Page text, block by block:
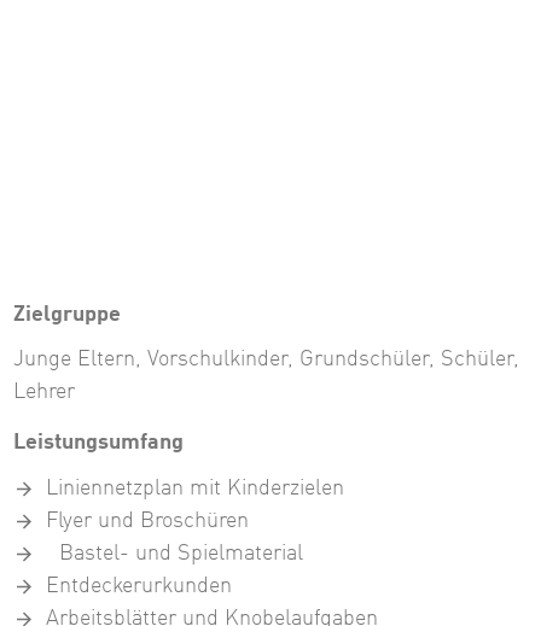
Zielgruppe
Junge Eltern, Vorschulkinder, Grundschüler, Schüler,
Lehrer
Leistungsumfang
Liniennetzplan mit Kinderzielen
Flyer und Broschüren
Bastel- und Spielmaterial
Entdeckerurkunden
Arbeitsblätter und Knobelaufgaben